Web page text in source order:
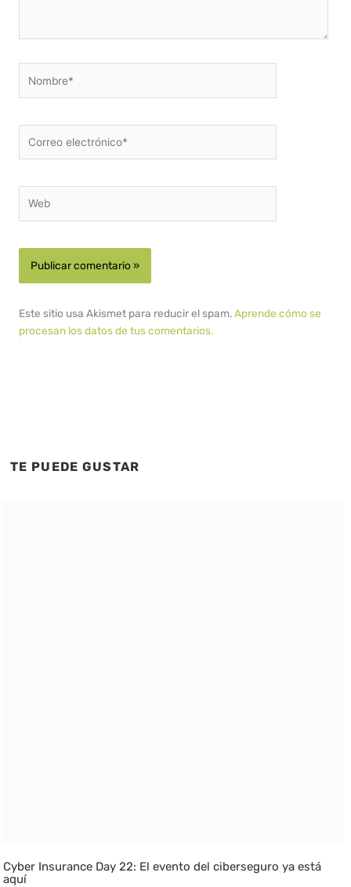
electrónico*
Este sitio usa Akismet para reducir el spam.Aprende cómo se
procesan los datos de tus comentarios.
TE PUEDE GUSTAR
Cyber Insurance Day 22: El evento del ciberseguro ya está
aquí